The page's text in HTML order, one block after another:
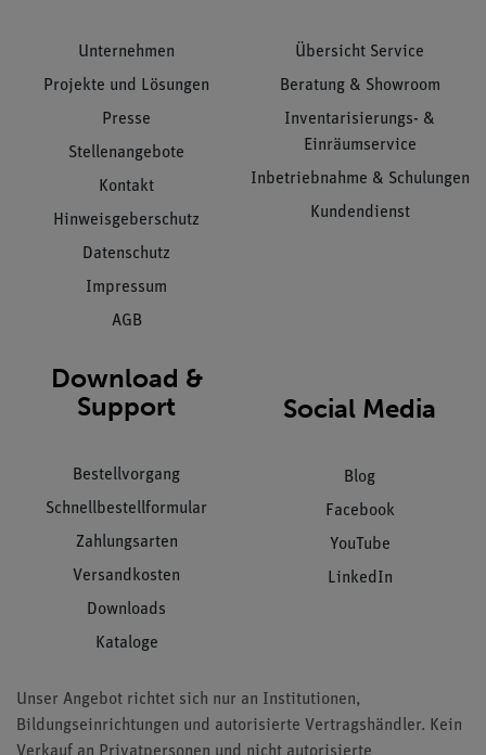
Unternehmen
Projekte und Lösungen
Presse
Stellenangebote
Kontakt
Hinweisgeberschutz
Datenschutz
Impressum
AGB
Übersicht Service
Beratung & Showroom
Inventarisierungs- &
Einräumservice
Inbetriebnahme & Schulungen
Kundendienst
Download &
Support
Bestellvorgang
Schnellbestellformular
Zahlungsarten
Versandkosten
Downloads
Kataloge
Social Media
Blog
Facebook
YouTube
LinkedIn
Unser Angebot richtet sich nur an Institutionen,
Bildungseinrichtungen und autorisierte Vertragshändler. Kein